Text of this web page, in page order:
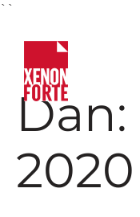
``
Dan:
2020